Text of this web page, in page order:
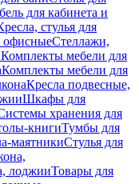
для кабинета и
стулья для
Стеллажи,
Комплекты мебели для
Комплекты мебели для
Кресла подвесные,
Шкафы для
хранения для
книгиТумбы для
маятникиСтулья для
лоджииТовары для